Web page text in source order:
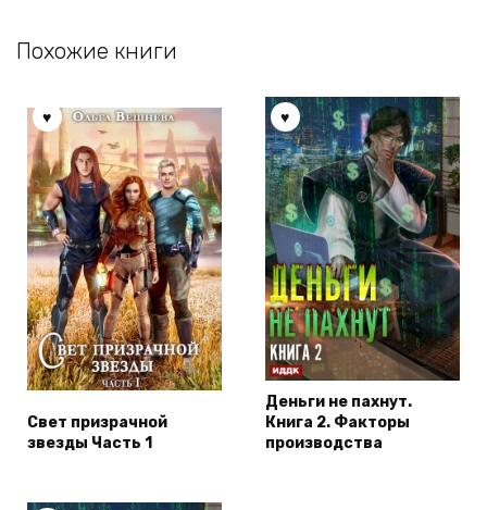
Похожие книги
Свет призрачной
звезды Часть 1
Деньги не пахнут.
Книга 2. Факторы
производства